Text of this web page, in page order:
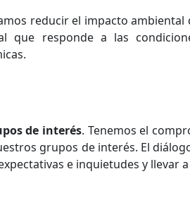
reducir el impacto
que responde a las
de interés. Tenemos el
grupos de interés. El
e inquietudes y llevar